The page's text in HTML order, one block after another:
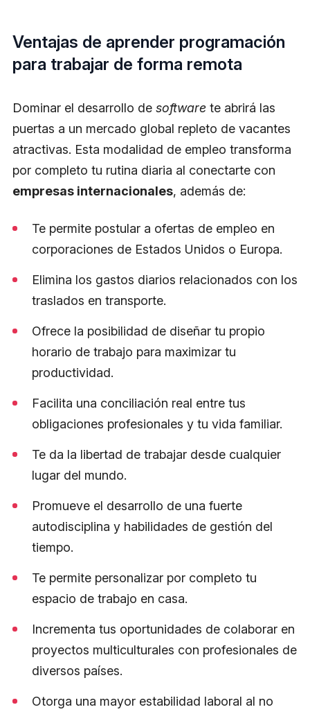
Ventajas de aprender programación
para trabajar de forma remota
Dominar el desarrollo de software te abrirá las
puertas a un mercado global repleto de vacantes
atractivas. Esta modalidad de empleo transforma
por completo tu rutina diaria al conectarte con
empresas internacionales, además de:
Te permite postular a ofertas de empleo en
corporaciones de Estados Unidos o Europa.
Elimina los gastos diarios relacionados con los
traslados en transporte.
Ofrece la posibilidad de diseñar tu propio
horario de trabajo para maximizar tu
productividad.
Facilita una conciliación real entre tus
obligaciones profesionales y tu vida familiar.
Te da la libertad de trabajar desde cualquier
lugar del mundo.
Promueve el desarrollo de una fuerte
autodisciplina y habilidades de gestión del
tiempo.
Te permite personalizar por completo tu
espacio de trabajo en casa.
Incrementa tus oportunidades de colaborar en
proyectos multiculturales con profesionales de
diversos países.
Otorga una mayor estabilidad laboral al no